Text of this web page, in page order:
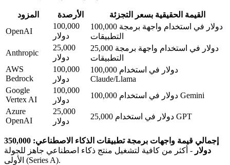
المزود الأرصدة
القيمة الحقيقية بسعر التجزئة
OpenAI
100,000
دولار
100,000 دولار في استخدام واجهة برمجة
التطبيقات
Anthropic
25,000
دولار
25,000 دولار في استخدام واجهة برمجة
التطبيقات
AWS
Bedrock
100,000
دولار
100,000 دولار في استخدام
Claude/Llama
Google
Vertex AI
100,000
دولار
100,000 دولار في استخدام Gemini
Azure
OpenAI
25,000
دولار
25,000 دولار في استخدام GPT
إجمالي قيمة واجهات برمجة تطبيقات الذكاء الاصطناعي: 350,000
دولار - أكثر من كافية لتشغيل منتج ذكاء اصطناعي جاهز للجولة
الأولى (Series A).